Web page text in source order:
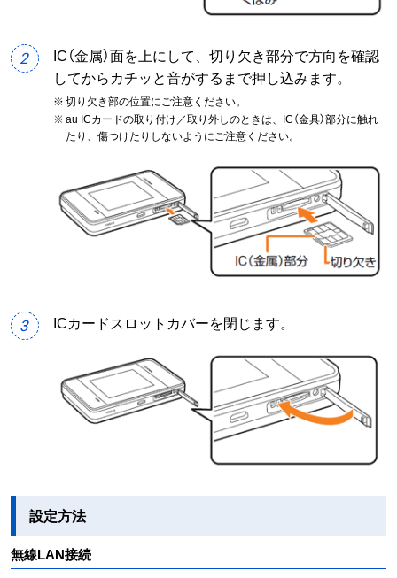
2
IC（金属）面を上にして、切り欠き部分で方向を確認
してからカチッと音がするまで押し込みます。
※切り欠き部の位置にご注意ください。
※au ICカードの取り付け／取り外しのときは、IC（金具）部分に触れ
たり、傷つけたりしないようにご注意ください。
3 ICカードスロットカバーを閉じます。
設定方法
無線LAN接続